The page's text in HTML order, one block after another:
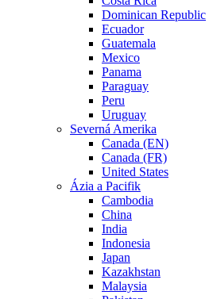
Dominican Republic
Ecuador
Guatemala
Mexico
Panama
Paraguay
Peru
Uruguay
Severná Amerika
Canada (EN)
Canada (FR)
United States
Ázia a Pacifik
Cambodia
China
India
Indonesia
Japan
Kazakhstan
Malaysia